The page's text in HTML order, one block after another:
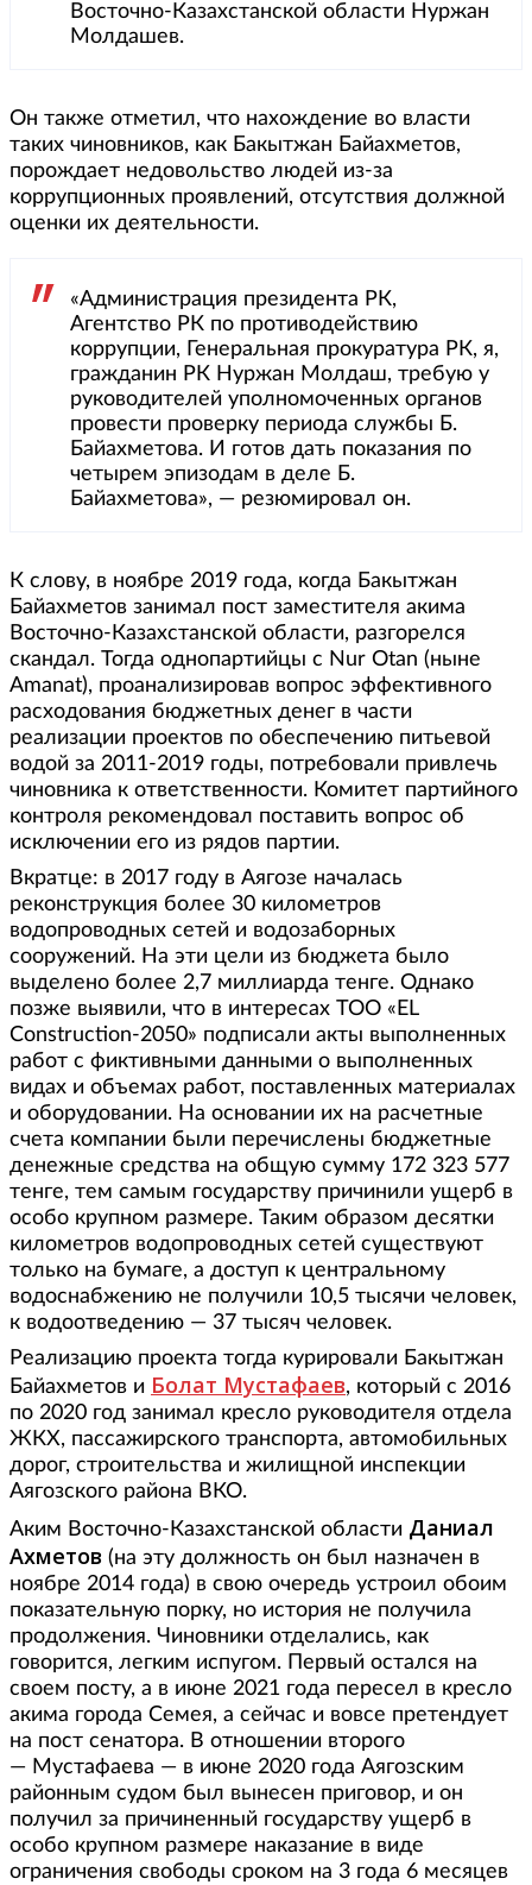
Восточно-Казахстанской области Нуржан
Молдашев.
Он также отметил, что нахождение во власти
таких чиновников, как Бакытжан Байахметов,
порождает недовольство людей из-за
коррупционных проявлений, отсутствия должной
оценки их деятельности.
«Администрация президента РК,
Агентство РК по противодействию
коррупции, Генеральная прокуратура РК, я,
гражданин РК Нуржан Молдаш, требую у
руководителей уполномоченных органов
провести проверку периода службы Б.
Байахметова. И готов дать показания по
четырем эпизодам в деле Б.
Байахметова», — резюмировал он.
К слову, в ноябре 2019 года, когда Бакытжан
Байахметов занимал пост заместителя акима
Восточно-Казахстанской области, разгорелся
скандал. Тогда однопартийцы с Nur Otan (ныне
Amanat), проанализировав вопрос эффективного
расходования бюджетных денег в части
реализации проектов по обеспечению питьевой
водой за 2011-2019 годы, потребовали привлечь
чиновника к ответственности. Комитет партийного
контроля рекомендовал поставить вопрос об
исключении его из рядов партии.
Вкратце: в 2017 году в Аягозе началась
реконструкция более 30 километров
водопроводных сетей и водозаборных
сооружений. На эти цели из бюджета было
выделено более 2,7 миллиарда тенге. Однако
позже выявили, что в интересах ТОО «EL
Construction-2050» подписали акты выполненных
работ с фиктивными данными о выполненных
видах и объемах работ, поставленных материалах
и оборудовании. На основании их на расчетные
счета компании были перечислены бюджетные
денежные средства на общую сумму 172 323 577
тенге, тем самым государству причинили ущерб в
особо крупном размере. Таким образом десятки
километров водопроводных сетей существуют
только на бумаге, а доступ к центральному
водоснабжению не получили 10,5 тысячи человек,
к водоотведению — 37 тысяч человек.
Реализацию проекта тогда курировали Бакытжан
Байахметов и Болат Мустафаев, который с 2016
по 2020 год занимал кресло руководителя отдела
ЖКХ, пассажирского транспорта, автомобильных
дорог, строительства и жилищной инспекции
Аягозского района ВКО.
Аким Восточно-Казахстанской области Даниал
Ахметов (на эту должность он был назначен в
ноябре 2014 года) в свою очередь устроил обоим
показательную порку, но история не получила
продолжения. Чиновники отделались, как
говорится, легким испугом. Первый остался на
своем посту, а в июне 2021 года пересел в кресло
акима города Семея, а сейчас и вовсе претендует
на пост сенатора. В отношении второго
— Мустафаева — в июне 2020 года Аягозским
районным судом был вынесен приговор, и он
получил за причиненный государству ущерб в
особо крупном размере наказание в виде
ограничения свободы сроком на 3 года 6 месяцев